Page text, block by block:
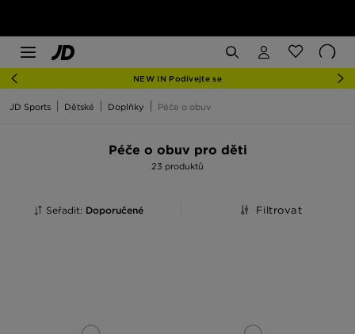
NEW IN Podívejte se
JD Sports Dětské Doplňky Péče o obuv
Péče o obuv pro děti
23 produktů
Seřadit: Doporučené Filtrovat